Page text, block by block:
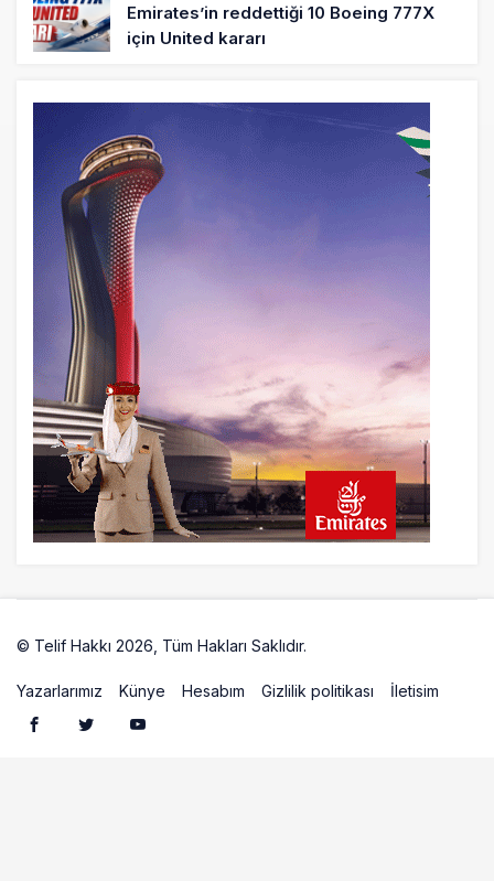
Emirates’in reddettiği 10 Boeing 777X
için United kararı
DHL uçağı havada cisimle çarpıştı,
havalimanında patlayıcı drone bulundu
4 saat önce
SpaceX Falcon 9’un ikinci kademesi
Ay’a çarptı
4 saat önce
Üniformasız Disiplin: Kabin Ekipleri Nasıl
Yolcu Olur?
20 saat önce
ISG’nin terminal memurlarından can
kurtaran hamle
© Telif Hakkı 2026, Tüm Hakları Saklıdır.
Yazarlarımız Künye Hesabım Gizlilik politikası İletisim